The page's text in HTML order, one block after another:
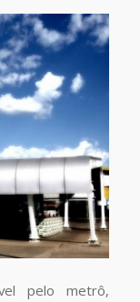
pelo metrô,